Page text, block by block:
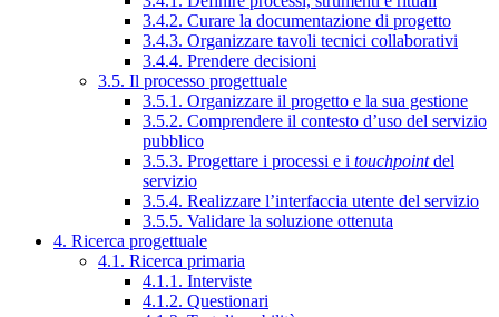
3.4.2. Curare la documentazione di progetto
3.4.3. Organizzare tavoli tecnici collaborativi
3.4.4. Prendere decisioni
3.5. Il processo progettuale
3.5.1. Organizzare il progetto e la sua gestione
3.5.2. Comprendere il contesto d’uso del servizio
pubblico
3.5.3. Progettare i processi e i touchpointdel
servizio
3.5.4. Realizzare l’interfaccia utente del servizio
3.5.5. Validare la soluzione ottenuta
4. Ricerca progettuale
4.1. Ricerca primaria
4.1.1. Interviste
4.1.2. Questionari